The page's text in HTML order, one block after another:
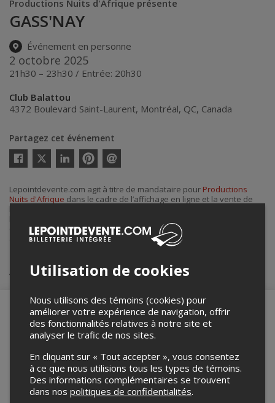
Productions Nuits d'Afrique présente
GASS'NAY
Événement en personne
2 octobre 2025
21h30 – 23h30 / Entrée: 20h30
Club Balattou
4372 Boulevard Saint-Laurent, Montréal, QC, Canada
Partagez cet événement
Twitter
courriel
Lepointdevente.com agit à titre de mandataire pour Productions
Nuits d'Afrique dans le cadre de l’affichage en ligne et la vente de
contacter l’organisateur de l’événement,Productions Nuits d'Afrique
info@festivalnuitsdafrique.com .
Achat de billets
Merci de confirmer que vous n'êtes pas un
robot ci-bas.
Utilisation de cookies
Nous utilisons des témoins (cookies) pour
améliorer votre expérience de navigation, offrir
des fonctionnalités relatives à notre site et
analyser le trafic de nos sites.
En cliquant sur « Tout accepter », vous consentez
à ce que nous utilisions tous les types de témoins.
Des informations complémentaires se trouvent
dans nos politiques de confidentialités.